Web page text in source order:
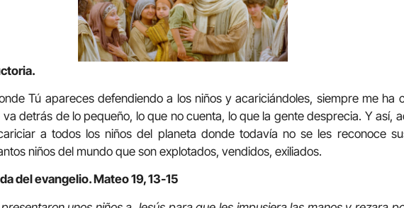
Tú apareces defendiendo a los niños y acariciándoles, siempre me ha
detrás de lo pequeño, lo que no cuenta, lo que la gente desprecia. Y así,
a todos los niños del planeta donde todavía no se les reconoce
niños del mundo que son explotados, vendidos, exiliados.
del evangelio. Mateo 19, 13-15